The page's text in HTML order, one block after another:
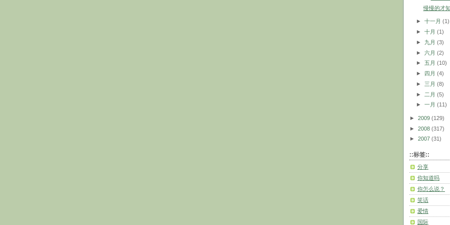
慢慢的才
►十一月(1)
►十月(1)
► 九月(3)
►六月(2)
► 五月(10)
► 四月(4)
► 三月(8)
► 二月(5)
►一月(11)
► 2009 (129)
► 2008 (317)
► 2007 (31)
::标签::
分享
你知道吗
你怎么说？
笑话
爱情
国际